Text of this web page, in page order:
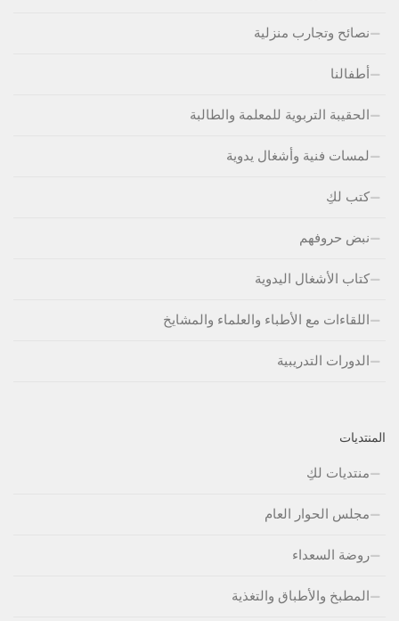
نصائح وتجارب منزلية
أطفالنا
الحقيبة التربوية للمعلمة والطالبة
لمسات فنية وأشغال يدوية
كتب لكِ
نبض حروفهم
كتاب الأشغال اليدوية
اللقاءات مع الأطباء والعلماء والمشايخ
الدورات التدريبية
المنتديات
منتديات لكِ
مجلس الحوار العام
روضة السعداء
المطبخ والأطباق والتغذية